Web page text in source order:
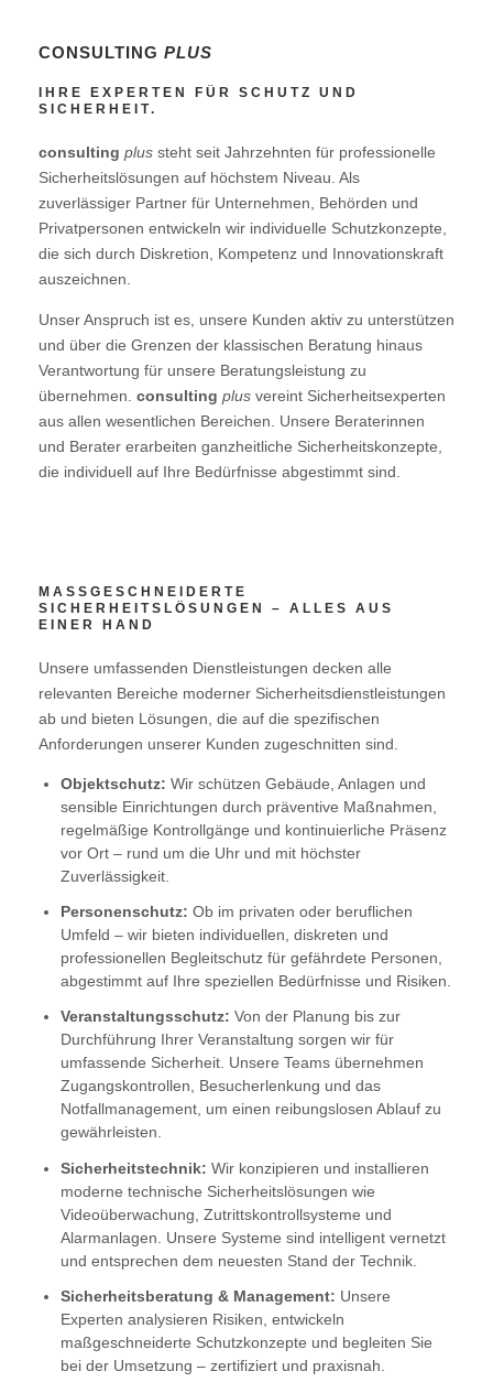
Corporate Security
Kommunale Sicherheit
Zivile Verteidigung
Future Advisor
Vireal Vision
Vireal Security
Herausgeber & Autor
Manager & Initiator
Security Explorer
Future Safe House
IFTUS – Institut für Krisenprävention
Deutsches Forum für Kriminalprävention
KRITIS & Cyber
I-GSK
CONSULTING PLUS
IHRE EXPERTEN FÜR SCHUTZ UND
SICHERHEIT.
consulting plus steht seit Jahrzehnten für professionelle
Sicherheitslösungen auf höchstem Niveau. Als
zuverlässiger Partner für Unternehmen, Behörden und
Privatpersonen entwickeln wir individuelle Schutzkonzepte,
die sich durch Diskretion, Kompetenz und Innovationskraft
auszeichnen.
Unser Anspruch ist es, unsere Kunden aktiv zu unterstützen
und über die Grenzen der klassischen Beratung hinaus
Verantwortung für unsere Beratungsleistung zu
übernehmen. consulting plus vereint Sicherheitsexperten
aus allen wesentlichen Bereichen. Unsere Beraterinnen
und Berater erarbeiten ganzheitliche Sicherheitskonzepte,
die individuell auf Ihre Bedürfnisse abgestimmt sind.
MASSGESCHNEIDERTE S
ICHERHEITSLÖSUNGEN – ALLES AUS E
INER HAND
Unsere umfassenden Dienstleistungen decken alle
relevanten Bereiche moderner Sicherheitsdienstleistungen
ab und bieten Lösungen, die auf die spezifischen
Anforderungen unserer Kunden zugeschnitten sind.
Objektschutz: Wir schützen Gebäude, Anlagen und
sensible Einrichtungen durch präventive Maßnahmen,
regelmäßige Kontrollgänge und kontinuierliche Präsenz
vor Ort – rund um die Uhr und mit höchster
Zuverlässigkeit.
Personenschutz: Ob im privaten oder beruflichen
Umfeld – wir bieten individuellen, diskreten und
professionellen Begleitschutz für gefährdete Personen,
abgestimmt auf Ihre speziellen Bedürfnisse und Risiken.
Veranstaltungsschutz: Von der Planung bis zur
Durchführung Ihrer Veranstaltung sorgen wir für
umfassende Sicherheit. Unsere Teams übernehmen
Zugangskontrollen, Besucherlenkung und das
Notfallmanagement, um einen reibungslosen Ablauf zu
gewährleisten.
Sicherheitstechnik: Wir konzipieren und installieren
moderne technische Sicherheitslösungen wie
Videoüberwachung, Zutrittskontrollsysteme und
Alarmanlagen. Unsere Systeme sind intelligent vernetzt
und entsprechen dem neuesten Stand der Technik.
Sicherheitsberatung & Management: Unsere
Experten analysieren Risiken, entwickeln
maßgeschneiderte Schutzkonzepte und begleiten Sie
bei der Umsetzung – zertifiziert und praxisnah.